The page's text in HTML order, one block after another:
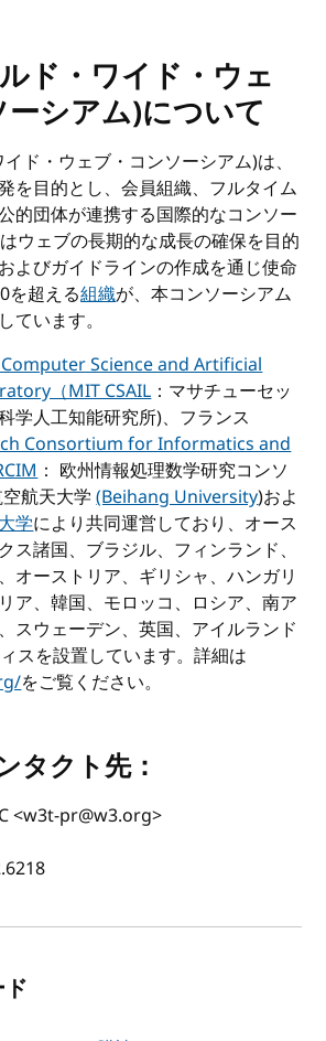
ド・ワイド・ウェ
シアム)について
ド・ウェブ・コンソーシアム)は、
を目的とし、会員組織、フルタイム
的団体が連携する国際的なコンソー
ウェブの長期的な成長の確保を目的
よびガイドラインの作成を通じ使命
を超える組織が、本コンソーシアム
ています。
Science and Artificial
（MIT CSAIL：マサチューセッ
学人工知能研究所)、フランス
Consortium for Informatics and
： 欧州情報処理数学研究コンソ
空航天大学(Beihang University)およ
学により共同運営しており、オース
ス諸国、ブラジル、フィンランド、
オーストリア、ギリシャ、ハンガリ
ア、韓国、モロッコ、ロシア、南ア
スウェーデン、英国、アイルランド
スを設置しています。詳細は
をご覧ください。
タクト先：
<w3t-pr@w3.org>